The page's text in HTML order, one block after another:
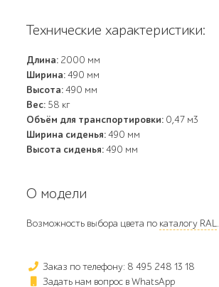
Технические характеристики:
Длина: 2000 мм
Ширина:490 мм
Высота:490 мм
Вес: 58 кг
Объём для транспортировки: 0,47 м3
Ширина сиденья:490 мм
Высота сиденья:490 мм
О модели
Возможность выбора цвета по каталогу RAL.
Заказ по телефону: 8 495 248 13 18
Задать нам вопрос в WhatsApp